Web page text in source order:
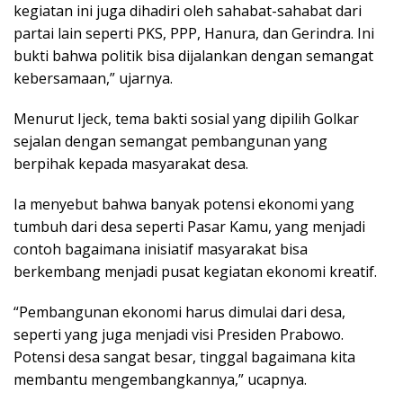
kegiatan ini juga dihadiri oleh sahabat-sahabat dari
partai lain seperti PKS, PPP, Hanura, dan Gerindra. Ini
bukti bahwa politik bisa dijalankan dengan semangat
kebersamaan,” ujarnya.
Menurut Ijeck, tema bakti sosial yang dipilih Golkar
sejalan dengan semangat pembangunan yang
berpihak kepada masyarakat desa.
Ia menyebut bahwa banyak potensi ekonomi yang
tumbuh dari desa seperti Pasar Kamu, yang menjadi
contoh bagaimana inisiatif masyarakat bisa
berkembang menjadi pusat kegiatan ekonomi kreatif.
“Pembangunan ekonomi harus dimulai dari desa,
seperti yang juga menjadi visi Presiden Prabowo.
Potensi desa sangat besar, tinggal bagaimana kita
membantu mengembangkannya,” ucapnya.